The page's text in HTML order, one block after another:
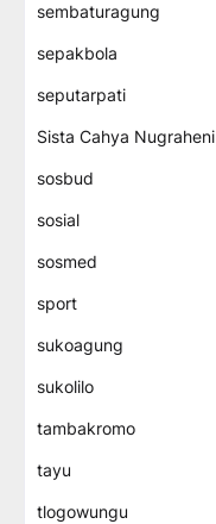
sembaturagung
sepakbola
seputarpati
Sista Cahya Nugraheni
sosbud
sosial
sosmed
sport
sukoagung
sukolilo
tambakromo
tayu
tlogowungu